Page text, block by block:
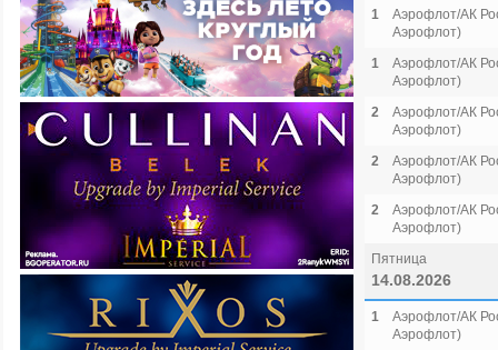
1
Аэрофлот/АК
Аэрофлот)
1
Аэрофлот/АК
Аэрофлот)
2
Аэрофлот/АК
Аэрофлот)
2
Аэрофлот/АК
Аэрофлот)
2
Аэрофлот/АК
Аэрофлот)
Пятница
14.08.2026
1
Аэрофлот/АК
Аэрофлот)